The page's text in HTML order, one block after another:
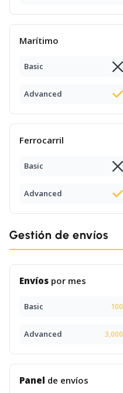
Marítimo
Basic
Advanced
Ferrocarril
Basic
Advanced
Gestión de envíos
Envíos por mes
Basic 100
Advanced 3,000
Panel de envíos